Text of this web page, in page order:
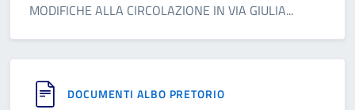
MODIFICHE ALLA CIRCOLAZIONE IN VIA GIULIA...
DOCUMENTI ALBO PRETORIO